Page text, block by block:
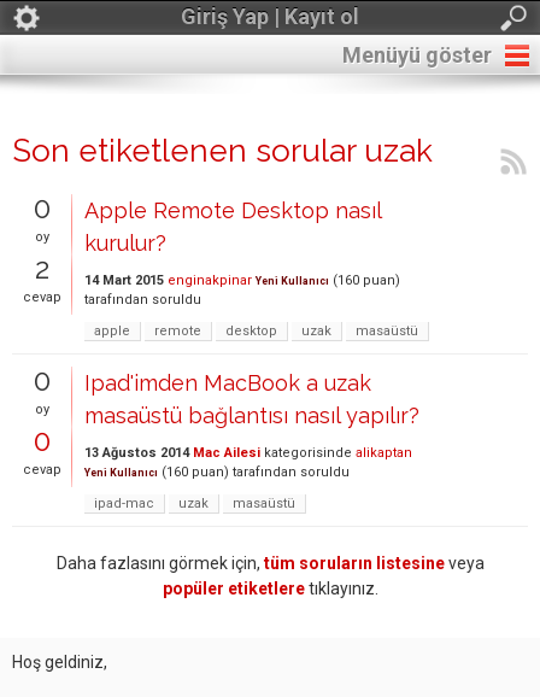
Giriş Yap | Kayıt ol
Menüyü göster
Son etiketlenen sorular uzak
0
oy
2
cevap
Apple Remote Desktop nasıl
kurulur?
14 Mart 2015 enginakpinar Yeni Kullanıcı (160 puan)
tarafından soruldu
apple
remote desktop uzak masaüstü
0
oy
0
cevap
Ipad'imden MacBook a uzak
masaüstü bağlantısı nasıl yapılır?
13 Ağustos 2014 Mac Ailesi kategorisinde alikaptan
Yeni Kullanıcı (160 puan) tarafından soruldu
ipad-mac
uzak masaüstü
Daha fazlasını görmek için, tüm soruların listesineveya
popüler etiketleretıklayınız.
Hoş geldiniz,